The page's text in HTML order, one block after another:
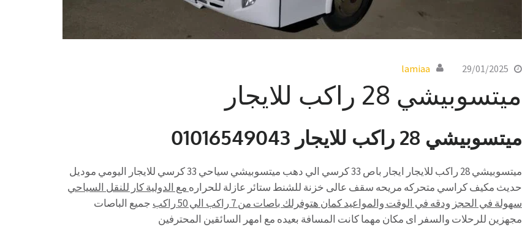
29/01/2025
lamiaa
ميتسوبيشي 28 راكب للايجار
ميتسوبيشي 28 راكب للايجار 01016549043
ميتسوبيشي 28 راكب للايجار ايجار باص 33 كرسي الي دهب ميتسوبيشي سياحي 33 كرسي للايجار اليومي موديل
حديث مكيف كراسي متحركه مريحه سقف عالى خزنة للشنط ستائر عازلة للحراره مع الدولية كار للنقل السياحي
سهولة في الحجز ودقه في الوقت والمواعيد كمان هتوفرلك باصات من 7 راكب الي 50 راكب
جميع الباصات
مجهزين للرحلات والسفر اى مكان مهما كانت المسافة بعيده مع امهر السائقين المحترفين